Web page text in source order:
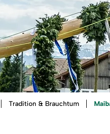
Tradition & Brauchtum